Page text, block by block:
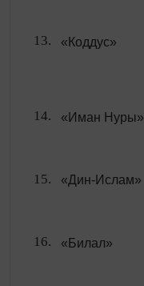
«Коддус»
«Иман Нуры»
«Дин-Ислам»
«Билал»